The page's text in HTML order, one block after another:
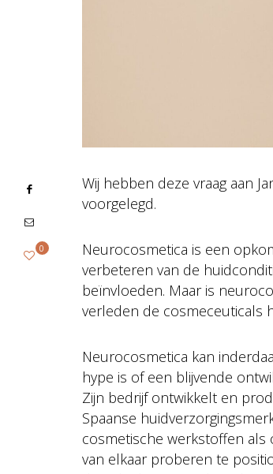
Wij hebben deze vraag aan
voorgelegd.
Neurocosmetica is een
verbeteren van de
beïnvloeden. Maar is
verleden de cosmeceuticals
Neurocosmetica kan
hype is of een blijvende
Zijn bedrijf ontwikkelt en
Spaanse
cosmetische werkstoffen als
van elkaar proberen te
0